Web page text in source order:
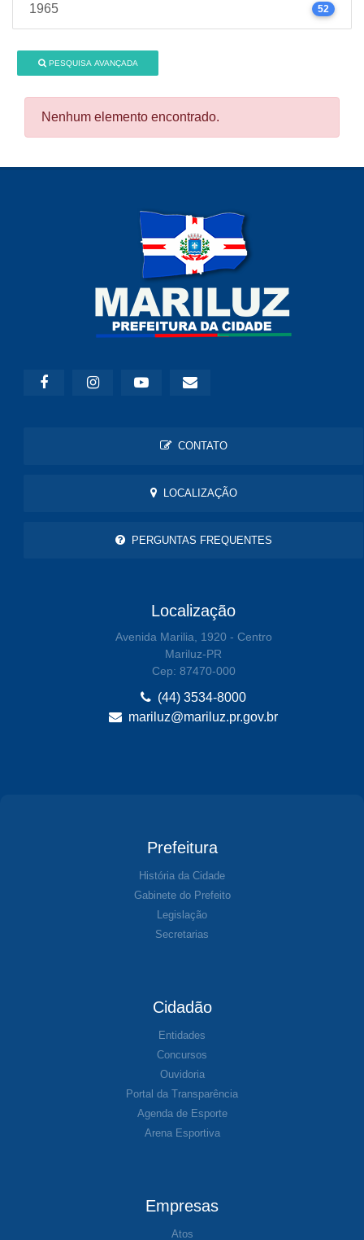
1965 52
PESQUISA AVANÇADA
Nenhum elemento encontrado.
CONTATO
LOCALIZAÇÃO
PERGUNTAS FREQUENTES
Localização
Avenida Marilia, 1920 - Centro
Mariluz-PR
Cep: 87470-000
(44) 3534-8000
mariluz@mariluz.pr.gov.br
Prefeitura
História da Cidade
Gabinete do Prefeito
Legislação
Secretarias
Cidadão
Entidades
Concursos
Ouvidoria
Portal da Transparência
Agenda de Esporte
Arena Esportiva
Empresas
Atos